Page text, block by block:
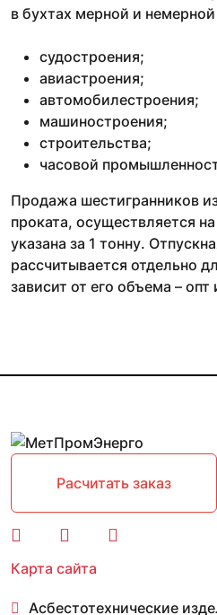
в бухтах мерной и
судостроения;
авиастроения;
автомобилестроения;
машиностроения;
строительства;
часовой
Продажа шестигранников
проката, осуществляется
указана за 1 тонну.
рассчитывается отдельно
зависит от его объема –
Расчитать заказ
Карта сайта
Асбестотехнические